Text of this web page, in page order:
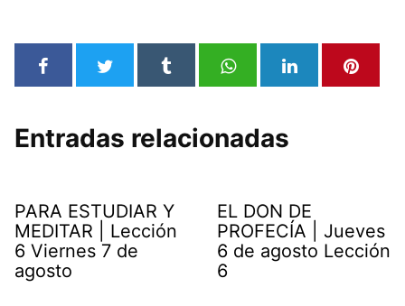
Entradas relacionadas
PARA ESTUDIAR Y
MEDITAR | Lección
6 Viernes 7 de
agosto
EL DON DE
PROFECÍA | Jueves
6 de agosto Lección
6